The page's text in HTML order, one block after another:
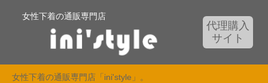
女性下着の通販専門店
代理購入
サイト
女性下着の通販専門店「ini'style」。